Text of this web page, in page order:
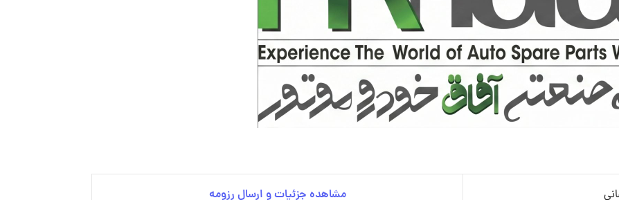
مشاهده جزئیات و ارسال رزومه